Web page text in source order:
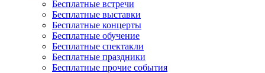
Бесплатные встречи
Бесплатные выставки
Бесплатные концерты
Бесплатные обучение
Бесплатные спектакли
Бесплатные праздники
Бесплатные прочие события